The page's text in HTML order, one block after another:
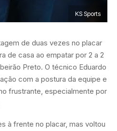
KS Sports
de duas vezes no placar
de casa ao empatar por 2 a 2
Preto. O técnico Eduardo
com a postura da equipe e
frustrante, especialmente por
à frente no placar, mas voltou